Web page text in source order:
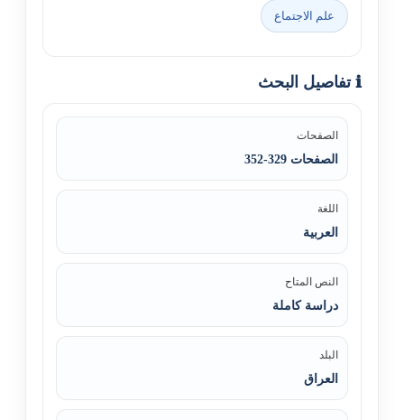
علم الاجتماع
ℹ️ تفاصيل البحث
الصفحات
الصفحات 329-352
اللغة
العربية
النص المتاح
دراسة كاملة
البلد
العراق